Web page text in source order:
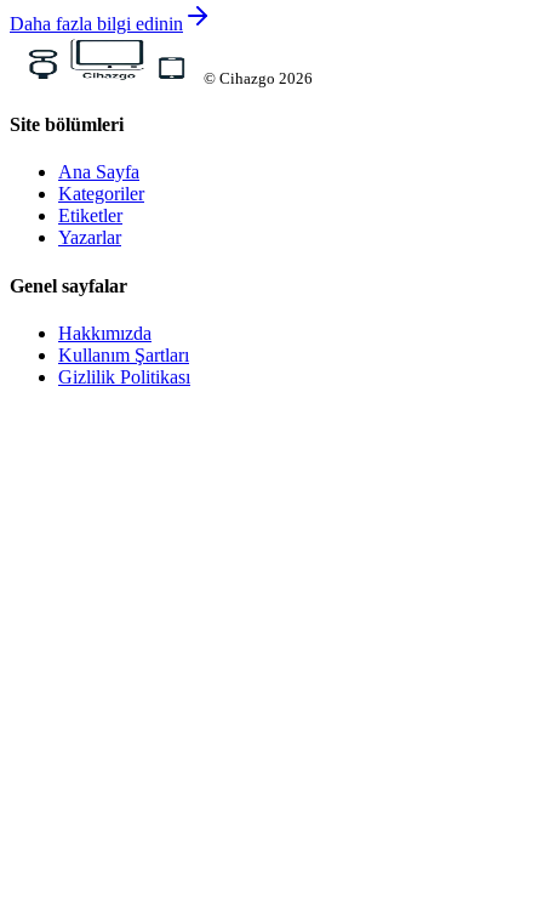
Daha fazla bilgi edinin
© Cihazgo 2026
Site bölümleri
Ana Sayfa
Kategoriler
Etiketler
Yazarlar
Genel sayfalar
Hakkımızda
Kullanım Şartları
Gizlilik Politikası